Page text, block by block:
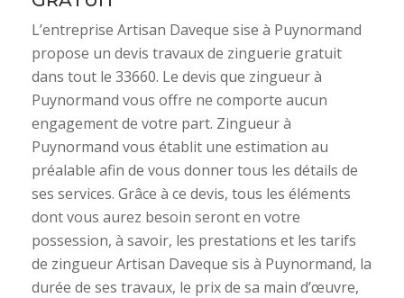
L’entreprise Artisan Daveque sise à Puynormand
propose un devis travaux de zinguerie gratuit
dans tout le 33660. Le devis que zingueur à
Puynormand vous offre ne comporte aucun
engagement de votre part. Zingueur à
Puynormand vous établit une estimation au
préalable afin de vous donner tous les détails de
ses services. Grâce à ce devis, tous les éléments
dont vous aurez besoin seront en votre
possession, à savoir, les prestations et les tarifs
de zingueur Artisan Daveque sis à Puynormand, la
durée de ses travaux, le prix de sa main d’œuvre,